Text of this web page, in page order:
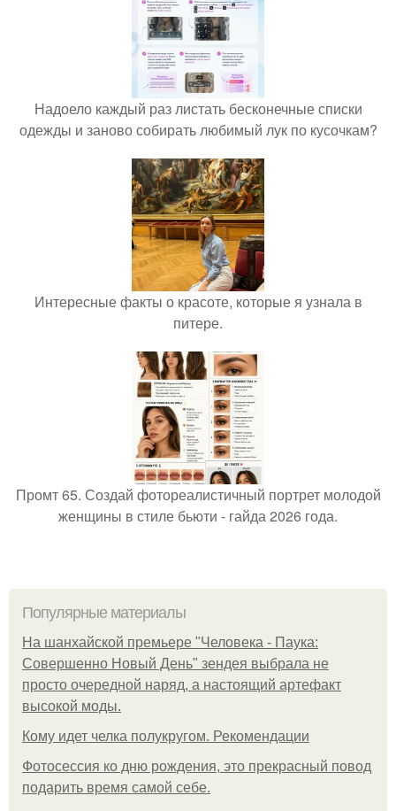
Надоело каждый раз листать бесконечные списки
одежды и заново собирать любимый лук по кусочкам?
Интересные факты о красоте, которые я узнала в
питере.
Промт 65. Создай фотореалистичный портрет молодой
женщины в стиле бьюти - гайда 2026 года.
Популярные материалы
На шанхайской премьере "Человека - Паука:
Совершенно Новый День" зендея выбрала не
просто очередной наряд, а настоящий артефакт
высокой моды.
Кому идет челка полукругом. Рекомендации
Фотосессия ко дню рождения, это прекрасный повод
подарить время самой себе.